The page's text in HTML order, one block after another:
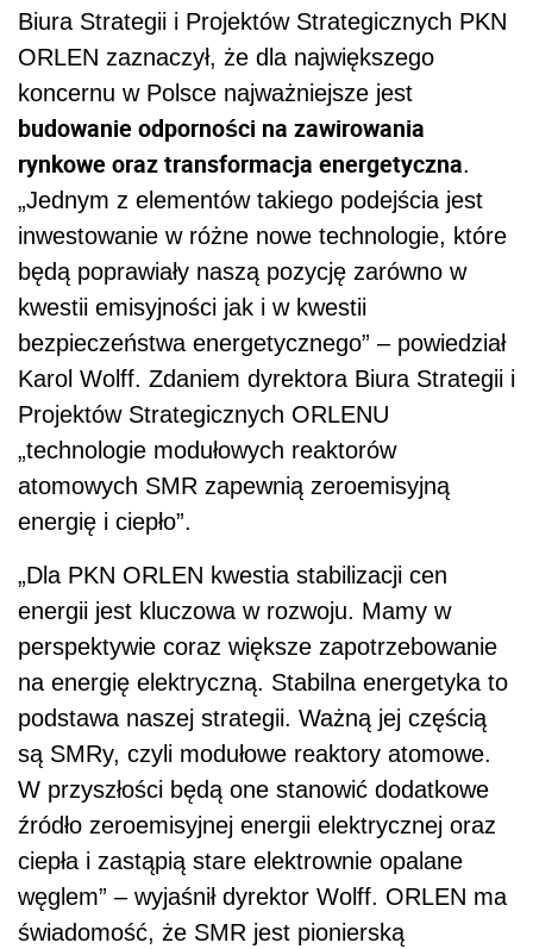
Biura Strategii i Projektów Strategicznych PKN
ORLEN zaznaczył, że dla największego
koncernu w Polsce najważniejsze jest
budowanie odporności na zawirowania
rynkowe oraz transformacja energetyczna.
„Jednym z elementów takiego podejścia jest
inwestowanie w różne nowe technologie, które
będą poprawiały naszą pozycję zarówno w
kwestii emisyjności jak i w kwestii
bezpieczeństwa energetycznego” – powiedział
Karol Wolff. Zdaniem dyrektora Biura Strategii i
Projektów Strategicznych ORLENU
„technologie modułowych reaktorów
atomowych SMR zapewnią zeroemisyjną
energię i ciepło”.
„Dla PKN ORLEN kwestia stabilizacji cen
energii jest kluczowa w rozwoju. Mamy w
perspektywie coraz większe zapotrzebowanie
na energię elektryczną. Stabilna energetyka to
podstawa naszej strategii. Ważną jej częścią
są SMRy, czyli modułowe reaktory atomowe.
W przyszłości będą one stanowić dodatkowe
źródło zeroemisyjnej energii elektrycznej oraz
ciepła i zastąpią stare elektrownie opalane
węglem” – wyjaśnił dyrektor Wolff. ORLEN ma
świadomość, że SMR jest pionierską